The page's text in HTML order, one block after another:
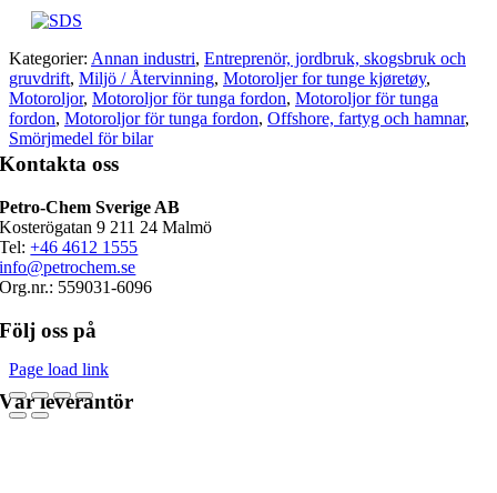
Kategorier: Annan industri, Entreprenör, jordbruk, skogsbruk och
gruvdrift, Miljö / Återvinning, Motoroljer for tunge kjøretøy,
Motoroljor, Motoroljor för tunga fordon, Motoroljor för tunga
fordon, Motoroljor för tunga fordon, Offshore, fartyg och hamnar,
Smörjmedel för bilar
Kontakta oss
Petro-Chem Sverige AB
Kosterögatan 9 211 24 Malmö
Tel:+46 4612 1555
info@petrochem.se
Org.nr.: 559031-6096
Följ oss på
Vår leverantör
Page load link